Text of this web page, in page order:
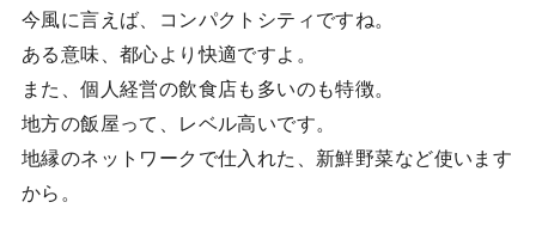
今風に言えば、コンパクトシティですね。
ある意味、都心より快適ですよ。
また、個人経営の飲食店も多いのも特徴。
地方の飯屋って、レベル高いです。
地縁のネットワークで仕入れた、新鮮野菜など使います
から。